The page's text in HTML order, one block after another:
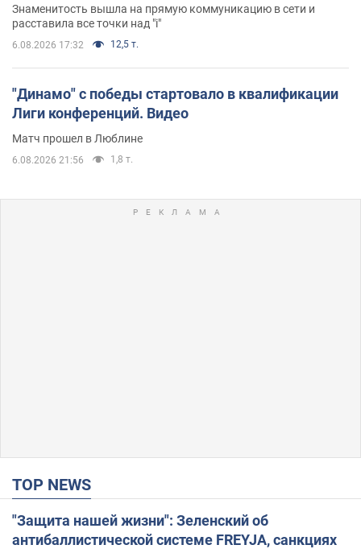
Знаменитость вышла на прямую коммуникацию в сети и
расставила все точки над "i"
6.08.2026 17:32 12,5 т.
"Динамо" с победы стартовало в квалификации
Лиги конференций. Видео
Матч прошел в Люблине
6.08.2026 21:56 1,8 т.
TOP NEWS
"Защита нашей жизни": Зеленский об
антибаллистической системе FREYJA, санкциях